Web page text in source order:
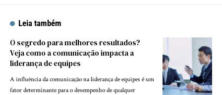
Leia também
O segredo para melhores resultados?
Veja como a comunicação impacta a
liderança de equipes
A influência da comunicação na liderança de equipes é um
fator determinante para o desempenho de qualquer